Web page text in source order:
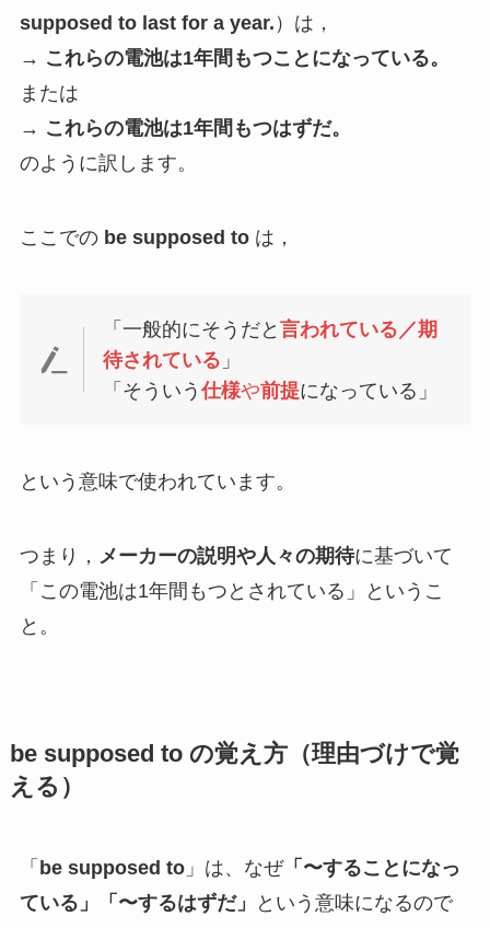
supposed to last for a year. ）は，
→ これらの電池は1年間もつことになっている。
または
→ これらの電池は1年間もつはずだ。
のように訳します。
ここでの be supposed toは，
「一般的にそうだと言われている／期
待されている 」
「そういう仕様や前提になっている」
という意味で使われています。
つまり， メーカーの説明や人々の期待に基づいて
「この電池は1年間もつとされている」というこ
と。
be supposed to の覚え方（理由づけで覚
える）
「 be supposed to」は、なぜ「〜することになっ
ている」「〜するはずだ」
という意味になるので